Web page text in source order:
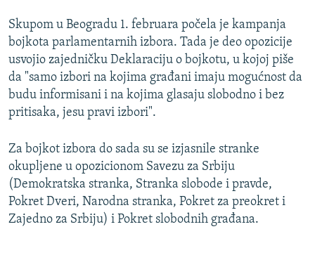
Skupom u Beogradu 1. februara počela je kampanja
bojkota parlamentarnih izbora. Tada je deo opozicije
usvojio zajedničku Deklaraciju o bojkotu, u kojoj piše
da "samo izbori na kojima građani imaju mogućnost da
budu informisani i na kojima glasaju slobodno i bez
pritisaka, jesu pravi izbori".
Za bojkot izbora do sada su se izjasnile stranke
okupljene u opozicionom Savezu za Srbiju
(Demokratska stranka, Stranka slobode i pravde,
Pokret Dveri, Narodna stranka, Pokret za preokret i
Zajedno za Srbiju) i Pokret slobodnih građana.